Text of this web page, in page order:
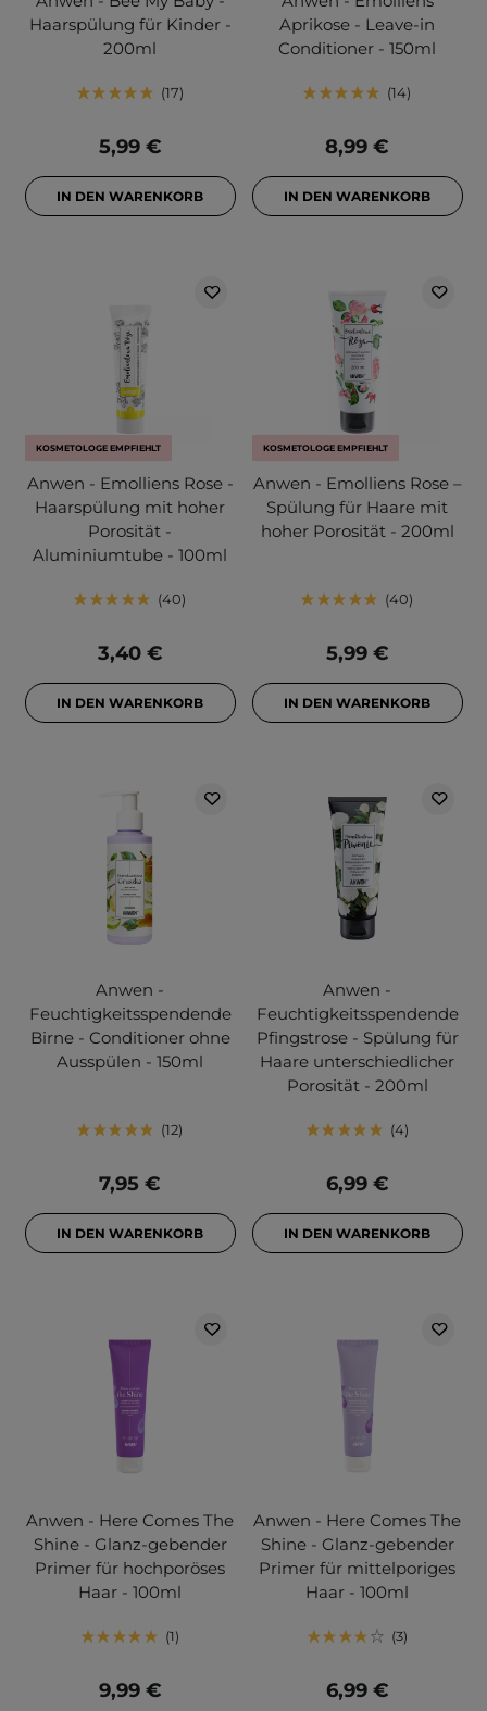
Haarspülung für Kinder -
200ml
17
5,99 €
IN DEN WARENKORB
Aprikose - Leave-in
Conditioner - 150ml
14
8,99 €
IN DEN WARENKORB
KOSMETOLOGE EMPFIEHLT
Anwen - Emolliens Rose -
Haarspülung mit hoher
Porosität -
Aluminiumtube - 100ml
40
3,40 €
IN DEN WARENKORB
KOSMETOLOGE EMPFIEHLT
Anwen - Emolliens Rose –
Spülung für Haare mit
hoher Porosität - 200ml
40
5,99 €
IN DEN WARENKORB
Anwen -
Feuchtigkeitsspendende
Birne - Conditioner ohne
Ausspülen - 150ml
12
7,95 €
IN DEN WARENKORB
Anwen -
Feuchtigkeitsspendende
Pfingstrose - Spülung für
Haare unterschiedlicher
Porosität - 200ml
4
6,99 €
IN DEN WARENKORB
Anwen - Here Comes The
Shine - Glanz-gebender
Primer für hochporöses
Haar - 100ml
1
9,99 €
Anwen - Here Comes The
Shine - Glanz-gebender
Primer für mittelporiges
Haar - 100ml
3
6,99 €